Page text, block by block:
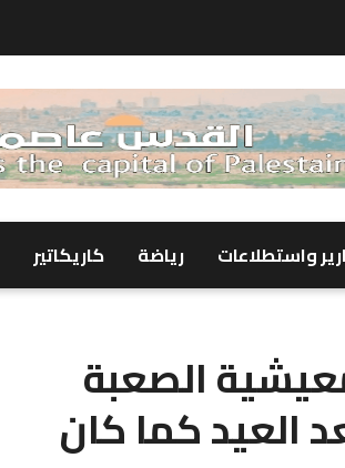
واستطلاعات رياضة كاريكاتير
الصعبة
العيد كما كان